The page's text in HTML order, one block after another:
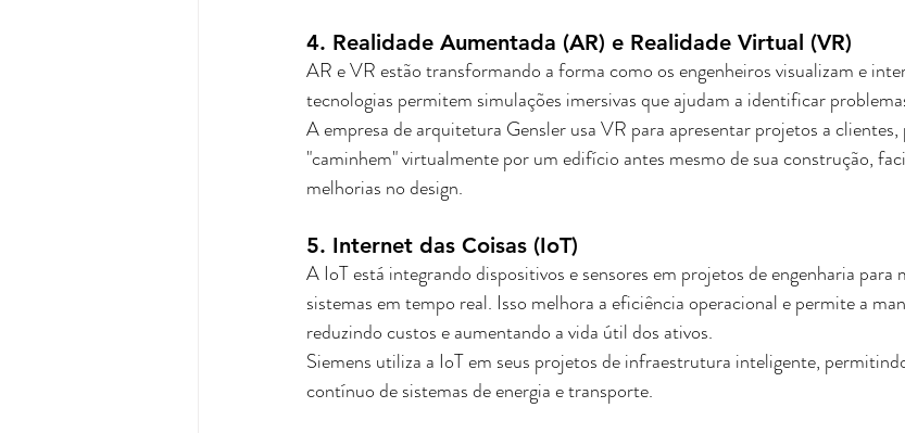
4. Realidade Aumentada (AR) e Realidade Virtual (VR)
AR e VR estão transformando a forma como os engenheiros visualizam e
tecnologias permitem simulações imersivas que ajudam a identificar
A empresa de arquitetura Gensler usa VR para apresentar projetos a
"caminhem" virtualmente por um edifício antes mesmo de sua construção,
melhorias no design.
5. Internet das Coisas (IoT)
A IoT está integrando dispositivos e sensores em projetos de engenharia
sistemas em tempo real. Isso melhora a eficiência operacional e permite a
reduzindo custos e aumentando a vida útil dos ativos.
Siemens utiliza a IoT em seus projetos de infraestrutura inteligente,
contínuo de sistemas de energia e transporte.